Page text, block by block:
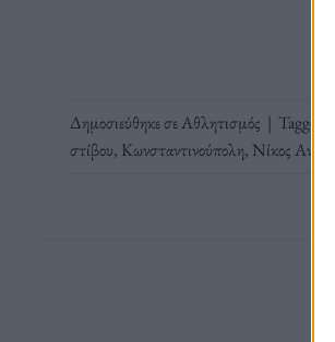
Δημοσιεύθηκε σεΑθλητισμός | Tagged
στίβου, Κωνσταντινούπολη, Νίκος